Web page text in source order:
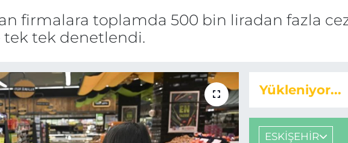
firmalara toplamda 500 bin liradan fazla
tek tek denetlendi.
Yükleniyor...
ESKİŞEHİR